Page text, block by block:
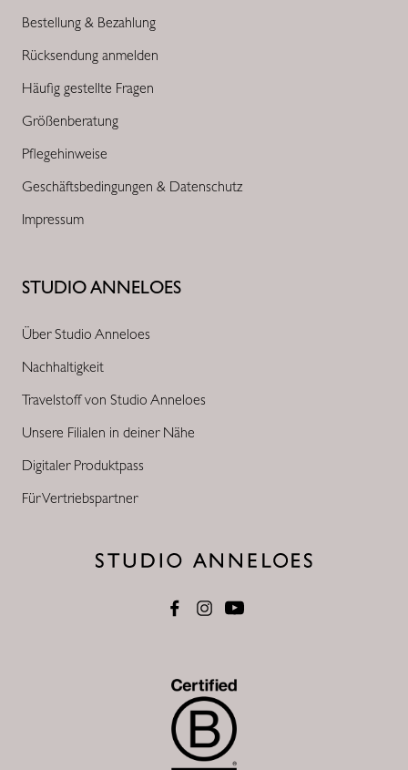
STUDIO ANNELOES
Über Studio Anneloes
Nachhaltigkeit
Travelstoff von Studio Anneloes
Unsere Filialen in deiner Nähe
Digitaler Produktpass
Für Vertriebspartner
Bestellung & Bezahlung
Rücksendung anmelden
Häufig gestellte Fragen
Größenberatung
Pflegehinweise
Geschäftsbedingungen & Datenschutz
Impressum